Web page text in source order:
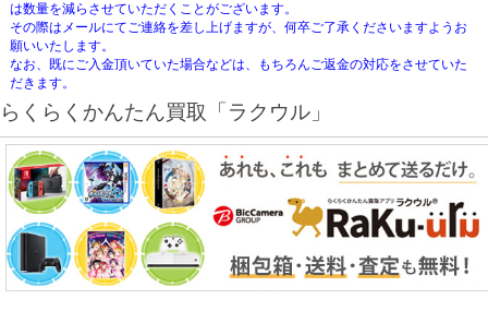
は数量を減らさせていただくことがございます。
その際はメールにてご連絡を差し上げますが、何卒ご了承くださいますようお
願いいたします。
なお、既にご入金頂いていた場合などは、もちろんご返金の対応をさせていた
だきます。
らくらくかんたん買取「ラクウル」